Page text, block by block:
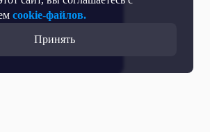
cookie-файлов.
Принять